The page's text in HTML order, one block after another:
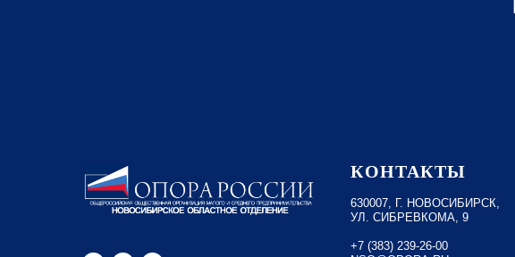
КОНТАКТЫ
630007, Г. НОВОСИБИРСК,
УЛ. СИБРЕВКОМА, 9
+7 (383) 239-26-00